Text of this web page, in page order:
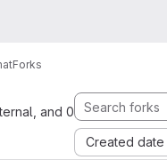
Forks
and 0
Created date